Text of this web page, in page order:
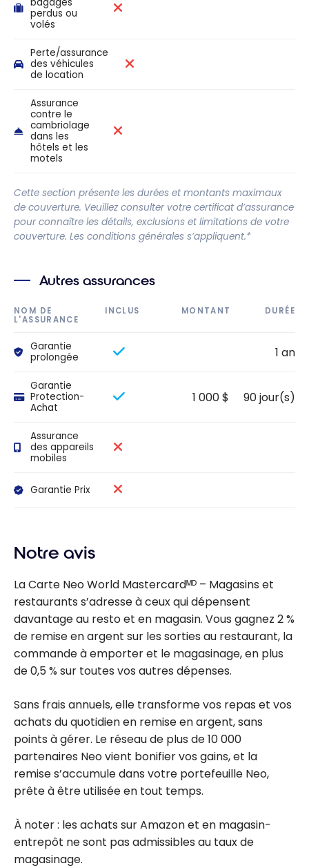
perdus ou
volés
Perte/assurance
des véhicules
de location
Assurance
contre le
cambriolage
dans les
hôtels et les
motels
Cette section présente les durées et montants maximaux
de couverture. Veuillez consulter votre certificat d’assurance
pour connaître les détails, exclusions et limitations de votre
couverture. Les conditions générales s’appliquent.*
Autres assurances
NOM DE
L'ASSURANCE
INCLUS MONTANT DURÉE
Garantie
prolongée
1 an
Garantie
Protection-
Achat
1 000 $ 90 jour(s)
Assurance
des appareils
mobiles
Garantie Prix
Notre avis
La Carte Neo World Mastercardᴹᴰ – Magasins et
restaurants s’adresse à ceux qui dépensent
davantage au resto et en magasin. Vous gagnez 2 %
de remise en argent sur les sorties au restaurant, la
commande à emporter et le magasinage, en plus
de 0,5 % sur toutes vos autres dépenses.
Sans frais annuels, elle transforme vos repas et vos
achats du quotidien en remise en argent, sans
points à gérer. Le réseau de plus de 10 000
partenaires Neo vient bonifier vos gains, et la
remise s’accumule dans votre portefeuille Neo,
prête à être utilisée en tout temps.
À noter : les achats sur Amazon et en magasin-
entrepôt ne sont pas admissibles au taux de
magasinage.